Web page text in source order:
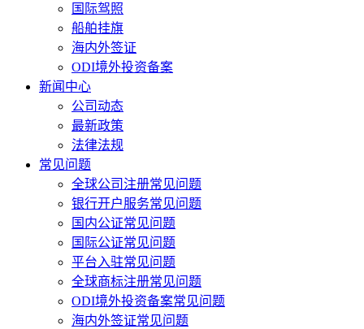
国际驾照
船舶挂旗
海内外签证
ODI境外投资备案
新闻中心
公司动态
最新政策
法律法规
常见问题
全球公司注册常见问题
银行开户服务常见问题
国内公证常见问题
国际公证常见问题
平台入驻常见问题
全球商标注册常见问题
ODI境外投资备案常见问题
海内外签证常见问题